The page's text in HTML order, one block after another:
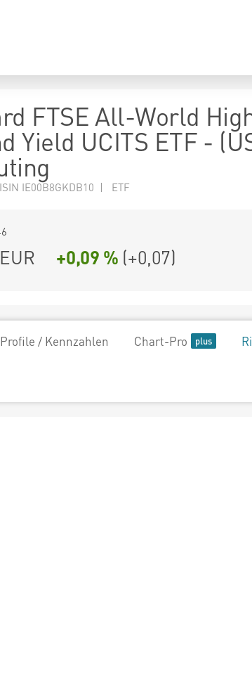
FTSE All-World
Yield UCITS ETF -
IE00B8GKDB10 | ETF
EUR +0,09 % (+0,07)
Profile / Kennzahlen Chart-Pro